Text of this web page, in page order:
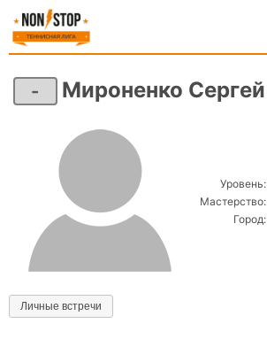
- Мироненко Сергей
Уровень:
Мастерство:
Город:
Личные встречи